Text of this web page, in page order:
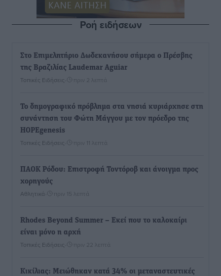
Ροή ειδήσεων
Στο Επιμελητήριο Δωδεκανήσου σήμερα ο Πρέσβης
της Βραζιλίας Laudemar Aguiar
Τοπικές Ειδήσεις πριν 2 λεπτά
To δημογραφικό πρόβλημα στα νησιά κυριάρχησε στη
συνάντηση του Φώτη Μάγγου με τον πρόεδρο της
HOPEgenesis
Τοπικές Ειδήσεις πριν 11 λεπτά
ΠΑΟΚ Ρόδου: Επιστροφή Τοντόροβ και άνοιγμα προς
χορηγούς
Αθλητικά πριν 15 λεπτά
Rhodes Beyond Summer – Εκεί που το καλοκαίρι
είναι μόνο η αρχή
Τοπικές Ειδήσεις πριν 22 λεπτά
Κικίλιας: Μειώθηκαν κατά 34% οι μεταναστευτικές